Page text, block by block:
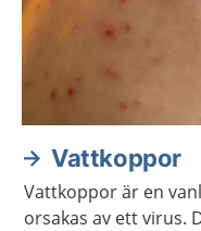
Vattkoppor
Vattkoppor är en
orsakas av ett virus.